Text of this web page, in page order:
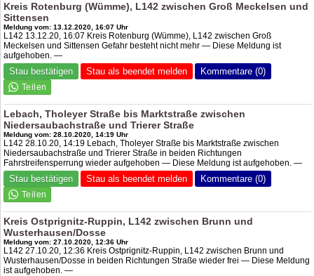
Kreis Rotenburg (Wümme), L142 zwischen Groß Meckelsen und
Sittensen
Meldung vom: 13.12.2020, 16:07 Uhr
L142 13.12.20, 16:07 Kreis Rotenburg (Wümme), L142 zwischen Groß
Meckelsen und Sittensen Gefahr besteht nicht mehr — Diese Meldung ist
aufgehoben. —
Stau bestätigen Stau als beendet melden Kommentare (0)
Lebach, Tholeyer Straße bis Marktstraße zwischen
Niedersaubachstraße und Trierer Straße
Meldung vom: 28.10.2020, 14:19 Uhr
L142 28.10.20, 14:19 Lebach, Tholeyer Straße bis Marktstraße zwischen
Niedersaubachstraße und Trierer Straße in beiden Richtungen
Fahrstreifensperrung wieder aufgehoben — Diese Meldung ist aufgehoben. —
Stau bestätigen Stau als beendet melden Kommentare (0)
Kreis Ostprignitz-Ruppin, L142 zwischen Brunn und
Wusterhausen/Dosse
Meldung vom: 27.10.2020, 12:36 Uhr
L142 27.10.20, 12:36 Kreis Ostprignitz-Ruppin, L142 zwischen Brunn und
Wusterhausen/Dosse in beiden Richtungen Straße wieder frei — Diese Meldung
ist aufgehoben. —